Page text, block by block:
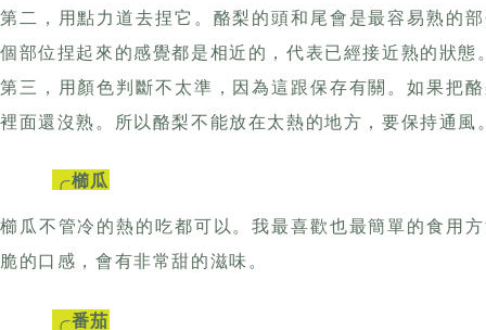
╭櫛瓜
櫛瓜不管冷的熱的吃都可以。我最喜歡也最簡單的食用
脆的口感，會有非常甜的滋味。
蕃茄種類非常多，比如說黑柿蕃茄、牛蕃茄，聖女蕃茄
好用。每一種蕃茄都會有對應的料理，如果想要食材的
的原始野味；想做醬汁就會用比較多汁的牛蕃茄；小蕃茄